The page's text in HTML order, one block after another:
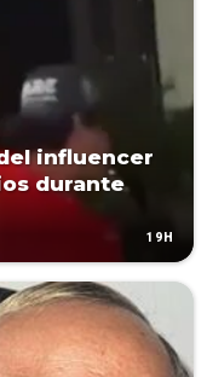
influencer
durante
19H